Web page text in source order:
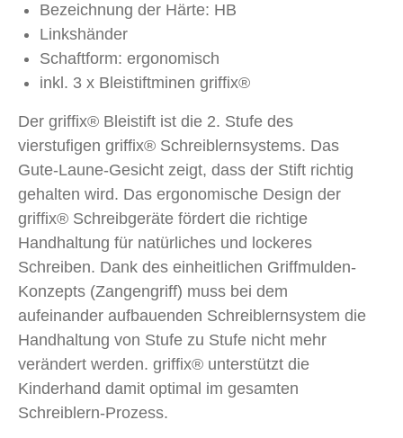
Bezeichnung der Härte: HB
Linkshänder
Schaftform: ergonomisch
inkl. 3 x Bleistiftminen griffix®
Der griffix® Bleistift ist die 2. Stufe des
vierstufigen griffix® Schreiblernsystems. Das
Gute-Laune-Gesicht zeigt, dass der Stift richtig
gehalten wird. Das ergonomische Design der
griffix® Schreibgeräte fördert die richtige
Handhaltung für natürliches und lockeres
Schreiben. Dank des einheitlichen Griffmulden-
Konzepts (Zangengriff) muss bei dem
aufeinander aufbauenden Schreiblernsystem die
Handhaltung von Stufe zu Stufe nicht mehr
verändert werden. griffix® unterstützt die
Kinderhand damit optimal im gesamten
Schreiblern-Prozess.